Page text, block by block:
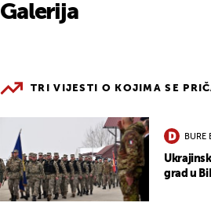
Galerija
TRI VIJESTI O KOJIMA SE
BURE
grad u